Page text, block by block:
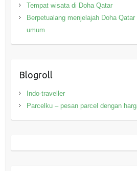
Tempat wisata di Doha Qatar
Berpetualang menjelajah Doha
umum
Blogroll
Indo-traveller
Parcelku – pesan parcel dengan